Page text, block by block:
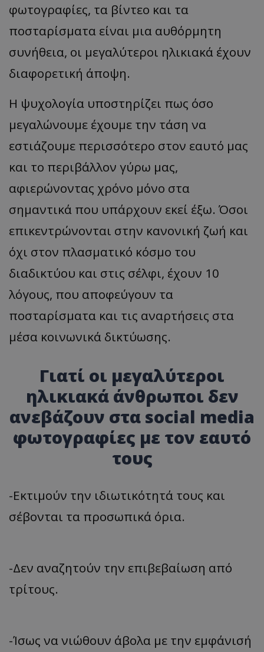
φωτογραφίες, τα βίντεο και τα
ποσταρίσματα είναι μια αυθόρμητη
συνήθεια, οι μεγαλύτεροι ηλικιακά έχουν
διαφορετική άποψη.
Η ψυχολογία υποστηρίζει πως όσο
μεγαλώνουμε έχουμε την τάση να
εστιάζουμε περισσότερο στον εαυτό μας
και το περιβάλλον γύρω μας,
αφιερώνοντας χρόνο μόνο στα
σημαντικά που υπάρχουν εκεί έξω. Όσοι
επικεντρώνονται στην κανονική ζωή και
όχι στον πλασματικό κόσμο του
διαδικτύου και στις σέλφι, έχουν 10
λόγους, που αποφεύγουν τα
ποσταρίσματα και τις αναρτήσεις στα
μέσα κοινωνικά δικτύωσης.
Γιατί οι μεγαλύτεροι
ηλικιακά άνθρωποι δεν
ανεβάζουν στα social media
φωτογραφίες με τον εαυτό
τους
-Εκτιμούν την ιδιωτικότητά τους και
σέβονται τα προσωπικά όρια.
-Δεν αναζητούν την επιβεβαίωση από
τρίτους.
-Ίσως να νιώθουν άβολα με την εμφάνισή